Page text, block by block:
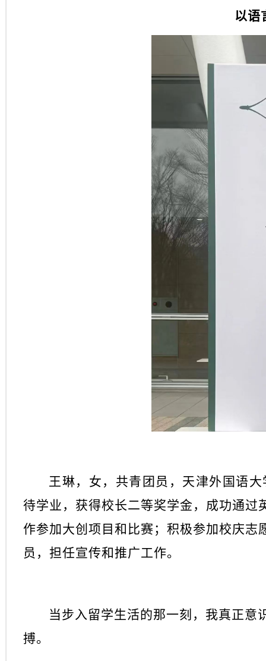
以语
王琳，女，共青团员，天津外国语大
待学业，获得校长二等奖学金，成功通
作参加大创项目和比赛；积极参加校庆
员，担任宣传和推广工作。
当步入留学生活的那一刻，我真正
搏。